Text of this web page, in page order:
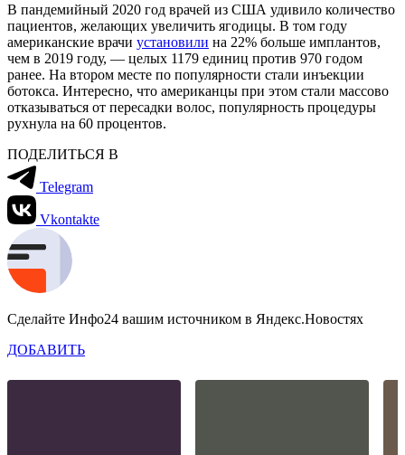
В пандемийный 2020 год врачей из США удивило количество
пациентов, желающих увеличить ягодицы. В том году
американские врачи установили на 22% больше имплантов,
чем в 2019 году, — целых 1179 единиц против 970 годом
ранее. На втором месте по популярности стали инъекции
ботокса. Интересно, что американцы при этом стали массово
отказываться от пересадки волос, популярность процедуры
рухнула на 60 процентов.
ПОДЕЛИТЬСЯ В
Telegram
Vkontakte
Сделайте Инфо24 вашим источником в Яндекс.Новостях
ДОБАВИТЬ